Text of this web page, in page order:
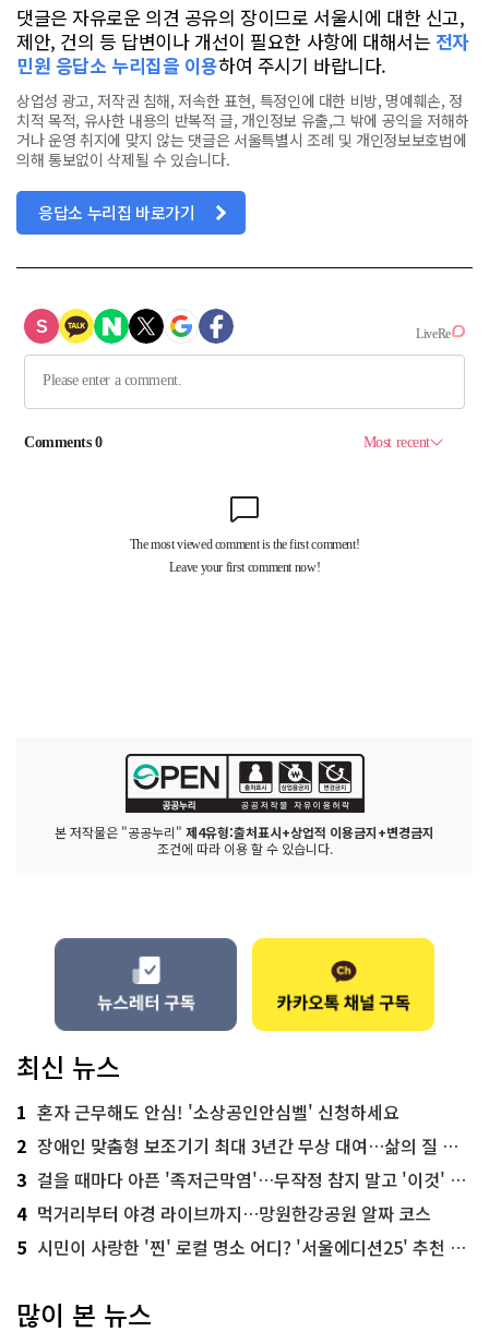
댓글은 자유로운 의견 공유의 장이므로 서울시에 대한 신고,
제안, 건의 등 답변이나 개선이 필요한 사항에 대해서는 전자
민원 응답소 누리집을 이용하여 주시기 바랍니다.
상업성 광고, 저작권 침해, 저속한 표현, 특정인에 대한 비방, 명예훼손, 정
치적 목적, 유사한 내용의 반복적 글, 개인정보 유출,그 밖에 공익을 저해하
거나 운영 취지에 맞지 않는 댓글은 서울특별시 조례 및 개인정보보호법에
의해 통보없이 삭제될 수 있습니다.
응답소 누리집 바로가기
본 저작물은 "공공누리" 제4유형:출처표시+상업적 이용금지+변경금지
조건에 따라 이용 할 수 있습니다.
최신 뉴스
1 혼자 근무해도 안심! '소상공인안심벨' 신청하세요
2 장애인 맞춤형 보조기기 최대 3년간 무상 대여…삶의 질 높인다
3 걸을 때마다 아픈 '족저근막염'…무작정 참지 말고 '이것' 해보세요!
4 먹거리부터 야경 라이브까지…망원한강공원 알짜 코스
5 시민이 사랑한 '찐' 로컬 명소 어디? '서울에디션25' 추천 코스
많이 본 뉴스